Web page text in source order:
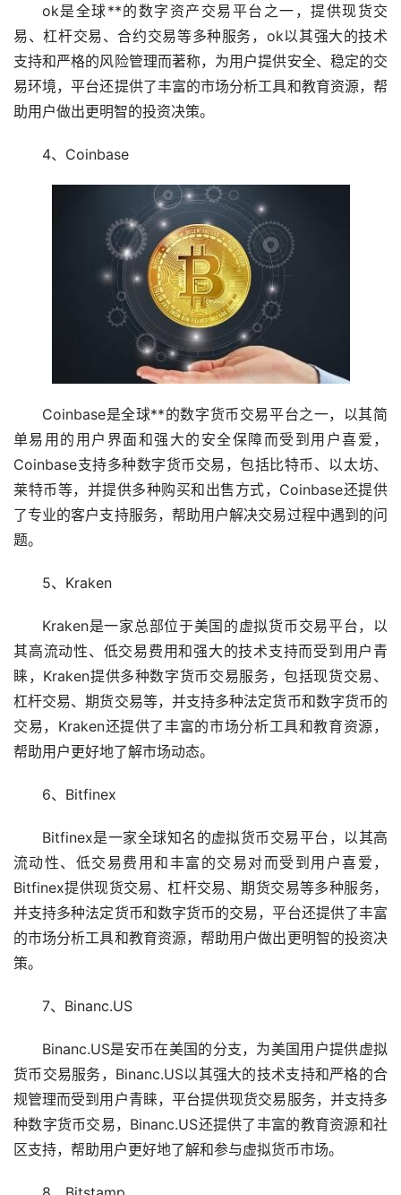
ok是全球**的数字资产交易平台之一，提供现货交
易、杠杆交易、合约交易等多种服务，ok以其强大的技术
支持和严格的风险管理而著称，为用户提供安全、稳定的交
易环境，平台还提供了丰富的市场分析工具和教育资源，帮
助用户做出更明智的投资决策。
4、Coinbase
Coinbase是全球**的数字货币交易平台之一，以其简
单易用的用户界面和强大的安全保障而受到用户喜爱，
Coinbase支持多种数字货币交易，包括比特币、 以太坊、
莱特币等，并提供多种购买和出售方式，Coinbase还提供
了专业的客户支持服务，帮助用户解决交易过程中遇到的问
题。
5、Kraken
Kraken是一家总部位于美国的虚拟货币交易平台，以
其高流动性、低交易费用和强大的技术支持而受到用户青
睐，Kraken提供多种数字货币交易服务，包括现货交易、
杠杆交易、期货交易等，并支持多种法定货币和数字货币的
交易，Kraken还提供了丰富的市场分析工具和教育资源，
帮助用户更好地了解市场动态。
6、Bitfinex
Bitfinex是一家全球知名的虚拟货币交易平台，以其高
流动性、低交易费用和丰富的交易对而受到用户喜爱，
Bitfinex提供现货交易、杠杆交易、期货交易等多种服务，
并支持多种法定货币和数字货币的交易，平台还提供了丰富
的市场分析工具和教育资源，帮助用户做出更明智的投资决
策。
7、Binanc.US
Binanc.US是安币在美国的分支，为美国用户提供虚拟
货币交易服务，Binanc.US以其强大的技术支持和严格的合
规管理而受到用户青睐，平台提供现货交易服务，并支持多
种数字货币交易，Binanc.US还提供了丰富的教育资源和社
区支持，帮助用户更好地了解和参与虚拟货币市场。